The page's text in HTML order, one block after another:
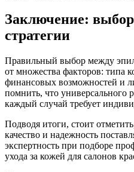
Заключение:
стратегии
Правильный выбор между
от множества факторов: типа
финансовых возможностей и
помнить, что универсального
каждый случай требует
Подводя итоги, стоит
качество и надежность
экспертность при подборе
ухода за кожей для салонов